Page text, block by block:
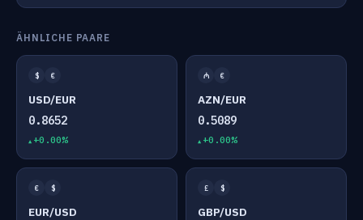
ÄHNLICHE PAARE
$ €
USD/EUR
0.8652
+0.00%
₼ €
AZN/EUR
0.5089
+0.00%
€ $
EUR/USD
£ $
GBP/USD